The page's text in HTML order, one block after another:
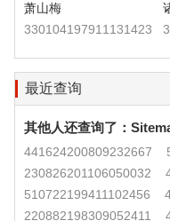
萧山梅
330104197911131423
最近查询
其他人还查询了：
441624200809232667
230826201106050032
510722199411102456
220882198309052411